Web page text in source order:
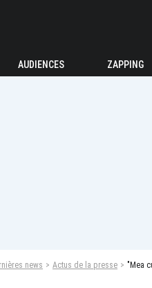
AUDIENCES ZAPPING
news Actus de la presse "Mea